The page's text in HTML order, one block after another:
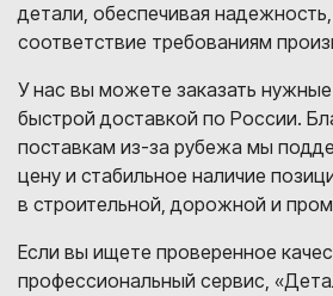
детали, обеспечивая
соответствие требованиям
У нас вы можете заказать
быстрой доставкой по России.
поставкам из-за рубежа мы
цену и стабильное наличие
в строительной, дорожной и
Если вы ищете проверенное
профессиональный сервис,